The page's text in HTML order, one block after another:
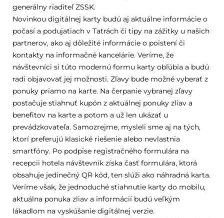
generálny riaditeľ ZSSK.
Novinkou digitálnej karty budú aj aktuálne informácie o
počasí a podujatiach v Tatrách či tipy na zážitky u našich
partnerov, ako aj dôležité informácie o poistení či
kontakty na informačné kancelárie. Veríme, že
návštevníci si túto modernú formu karty obľúbia a budú
radi objavovať jej možnosti. Zľavy bude možné vyberať z
ponuky priamo na karte. Na čerpanie vybranej zľavy
postačuje stiahnuť kupón z aktuálnej ponuky zliav a
benefitov na karte a potom a už len ukázať u
prevádzkovateľa. Samozrejme, mysleli sme aj na tých,
ktorí preferujú klasické riešenie alebo nevlastnia
smartfóny. Po podpise registračného formulára na
recepcii hotela návštevník získa časť formulára, ktorá
obsahuje jedinečný QR kód, ten slúži ako náhradná karta.
Veríme však, že jednoduché stiahnutie karty do mobilu,
aktuálna ponuka zliav a informácií budú veľkým
lákadlom na vyskúšanie digitálnej verzie.